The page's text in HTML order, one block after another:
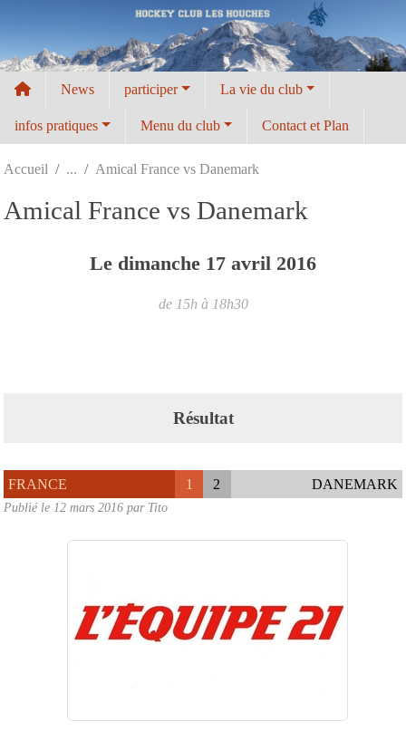
News participer La vie du club
infos pratiques Menu du club Contact et Plan
Accueil Amical France vs Danemark
Amical France vs Danemark
Le dimanche 17 avril 2016
de 15h à 18h30
Résultat
FRANCE 1 2 DANEMARK
Publié le 12 mars 2016 par Tito
Panneau de gestion des cookies